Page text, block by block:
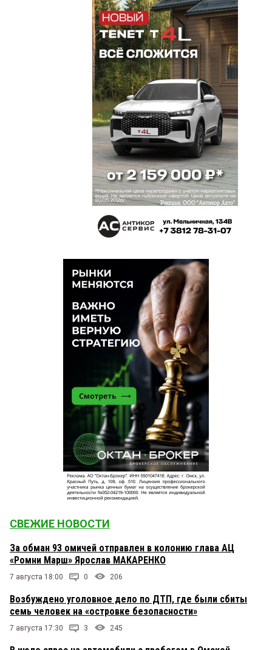
СВЕЖИЕ НОВОСТИ
За обман 93 омичей отправлен в колонию глава АЦ
«Ромни Марш» Ярослав МАКАРЕНКО
7 августа 18:00 0 206
Возбуждено уголовное дело по ДТП, где были сбиты
семь человек на «островке безопасности»
7 августа 17:30 3 245